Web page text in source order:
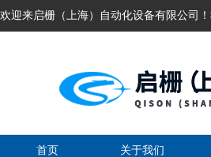
欢迎来启栅（上海）自动化设备有限公司
首页 关于我们